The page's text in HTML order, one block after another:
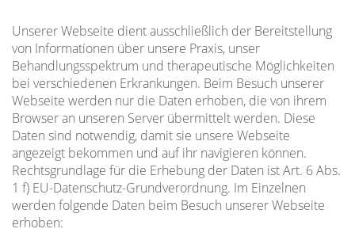
Unserer Webseite dient ausschließlich der Bereitstellung
von Informationen über unsere Praxis, unser
Behandlungsspektrum und therapeutische Möglichkeiten
bei verschiedenen Erkrankungen. Beim Besuch unserer
Webseite werden nur die Daten erhoben, die von ihrem
Browser an unseren Server übermittelt werden. Diese
Daten sind notwendig, damit sie unsere Webseite
angezeigt bekommen und auf ihr navigieren können.
Rechtsgrundlage für die Erhebung der Daten ist Art. 6 Abs.
1 f) EU-Datenschutz-Grundverordnung. Im Einzelnen
werden folgende Daten beim Besuch unserer Webseite
erhoben: